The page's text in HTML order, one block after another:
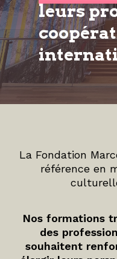
leurs
La Fondation
référence en
Nos formations
des
souhaitent